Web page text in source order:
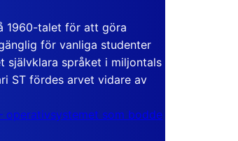
1960-talet för att göra
för vanliga studenter
självklara språket i miljontals
ST fördes arvet vidare av
operativsystemet som bodde